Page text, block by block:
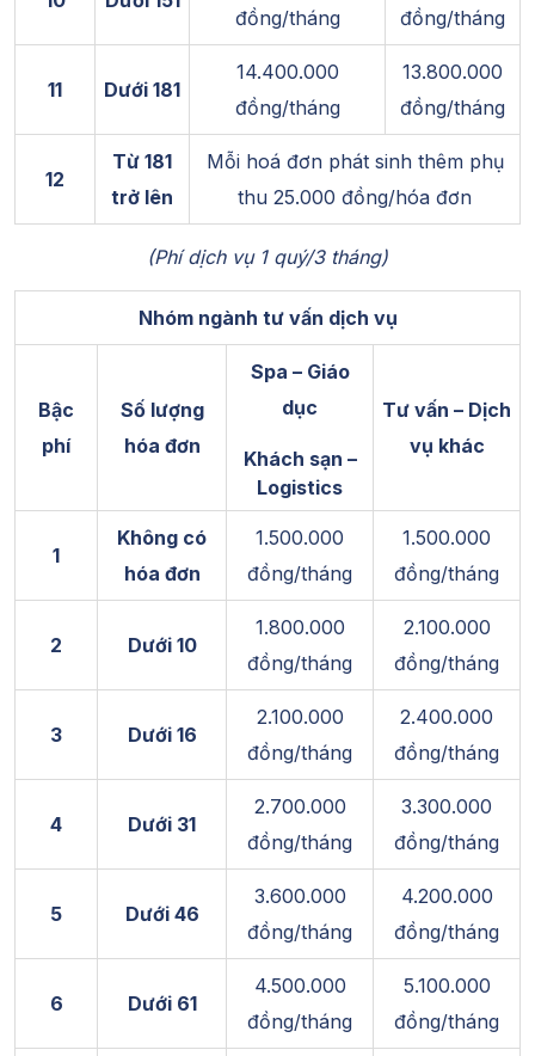
đồng/tháng
đồng/tháng
11 Dưới 181
14.400.000
đồng/tháng
13.800.000
đồng/tháng
12
Từ 181
trở lên
Mỗi hoá đơn phát sinh thêm phụ
thu 25.000 đồng/hóa đơn
(Phí dịch vụ 1 quý/3 tháng)
Nhóm ngành tư vấn dịch vụ
Bậc
phí
Số lượng
hóa đơn
Spa – Giáo
dục
Khách sạn –
Logistics
Tư vấn – Dịch
vụ khác
1
Không có
hóa đơn
1.500.000
đồng/tháng
1.500.000
đồng/tháng
2 Dưới 10
1.800.000
đồng/tháng
2.100.000
đồng/tháng
3 Dưới 16
2.100.000
đồng/tháng
2.400.000
đồng/tháng
4 Dưới 31
2.700.000
đồng/tháng
3.300.000
đồng/tháng
5 Dưới 46
3.600.000
đồng/tháng
4.200.000
đồng/tháng
6 Dưới 61
4.500.000
đồng/tháng
5.100.000
đồng/tháng